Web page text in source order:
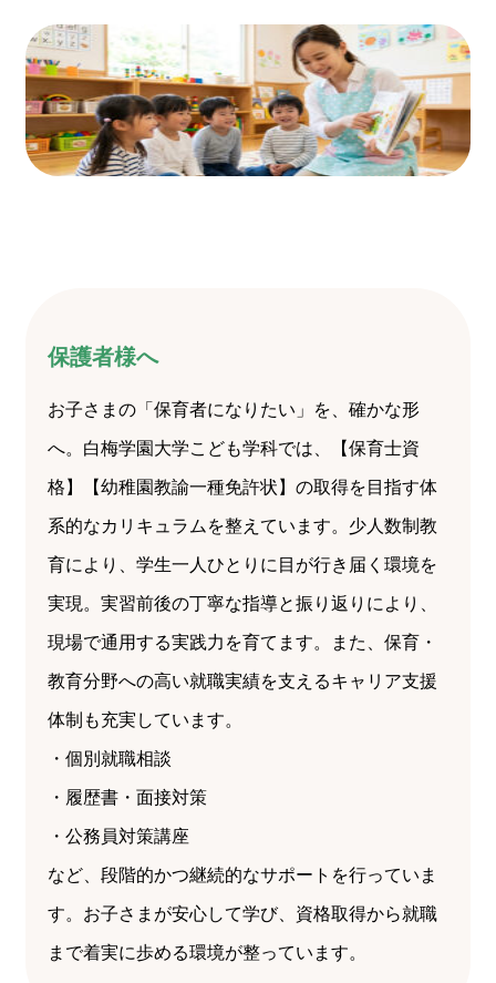
保護者様へ
お子さまの「保育者になりたい」を、確かな形
へ。白梅学園大学こども学科では、【保育士資
格】【幼稚園教諭一種免許状】の取得を目指す体
系的なカリキュラムを整えています。少人数制教
育により、学生一人ひとりに目が行き届く環境を
実現。実習前後の丁寧な指導と振り返りにより、
現場で通用する実践力を育てます。また、保育・
教育分野への高い就職実績を支えるキャリア支援
体制も充実しています。
個別就職相談
履歴書・面接対策
公務員対策講座
など、段階的かつ継続的なサポートを行っていま
す。お子さまが安心して学び、資格取得から就職
まで着実に歩める環境が整っています。